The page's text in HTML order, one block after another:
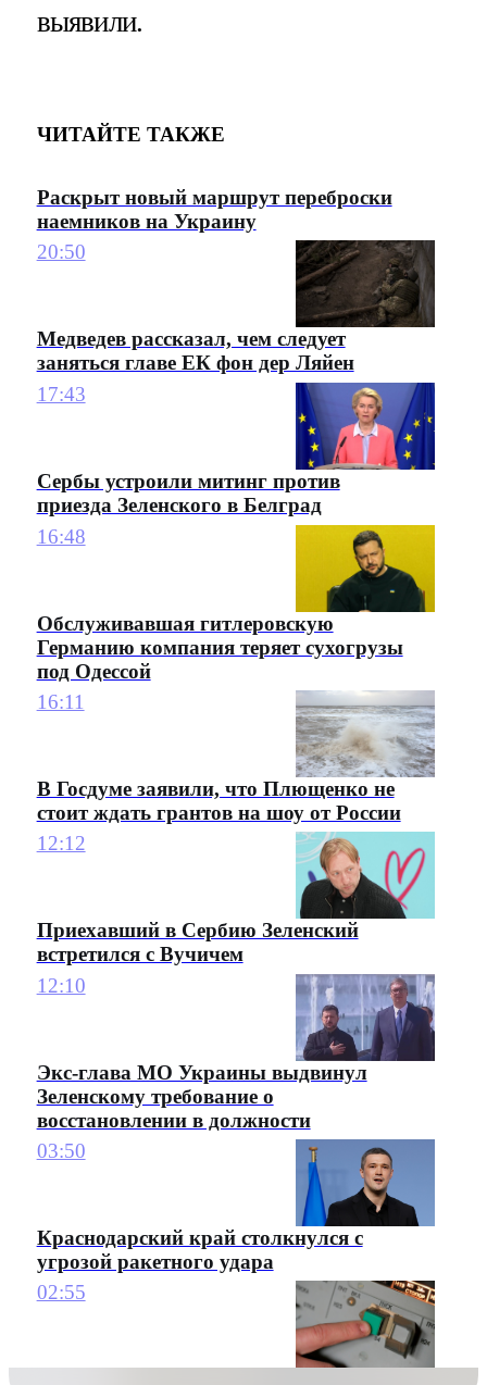
выявили.
ЧИТАЙТЕ ТАКЖЕ
Раскрыт новый маршрут переброски
наемников на Украину
20:50
Медведев рассказал, чем следует
заняться главе ЕК фон дер Ляйен
17:43
Сербы устроили митинг против
приезда Зеленского в Белград
16:48
Обслуживавшая гитлеровскую
Германию компания теряет сухогрузы
под Одессой
16:11
В Госдуме заявили, что Плющенко не
стоит ждать грантов на шоу от России
12:12
Приехавший в Сербию Зеленский
встретился с Вучичем
12:10
Экс-глава МО Украины выдвинул
Зеленскому требование о
восстановлении в должности
03:50
Краснодарский край столкнулся с
угрозой ракетного удара
02:55